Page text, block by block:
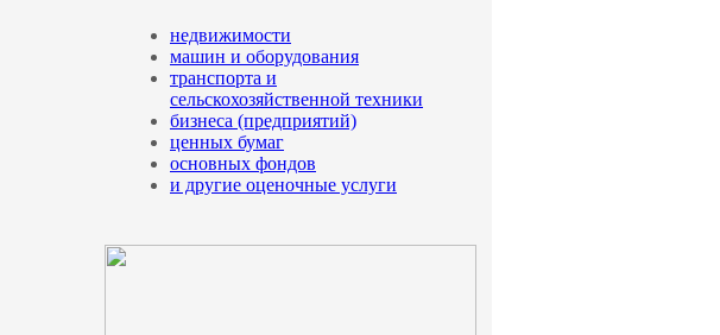
недвижимости
машин и оборудования
транспорта и
сельскохозяйственной техники
бизнеса (предприятий)
ценных бумаг
основных фондов
и другие оценочные услуги